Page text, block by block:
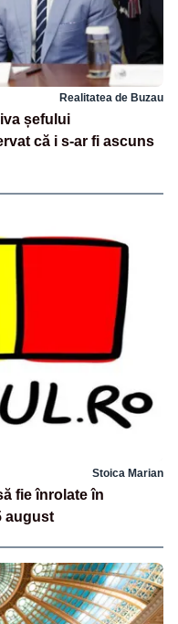
Realitatea de Buzau
șefului
că i s-ar fi ascuns
Stoica Marian
fie înrolate în
august